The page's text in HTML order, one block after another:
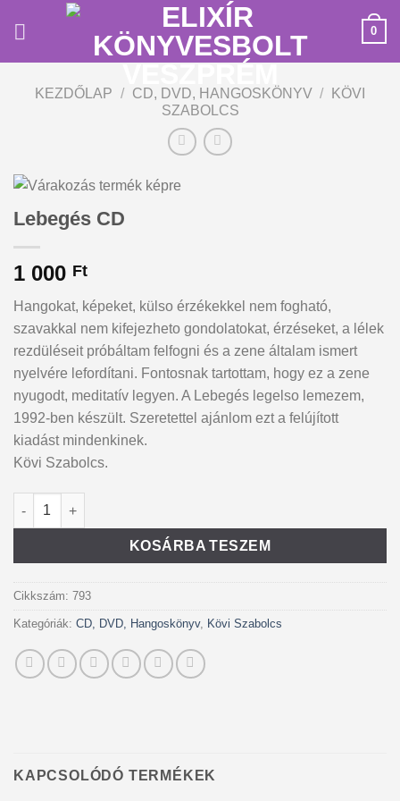
0
KEZDŐLAP / CD, DVD, HANGOSKÖNYV /
KÖVI
SZABOLCS
Lebegés CD
1 000 Ft
Hangokat, képeket, külso érzékekkel nem fogható,
szavakkal nem kifejezheto gondolatokat, érzéseket, a lélek
rezdüléseit próbáltam felfogni és a zene általam ismert
nyelvére lefordítani. Fontosnak tartottam, hogy ez a zene
nyugodt, meditatív legyen. A Lebegés legelso lemezem,
1992-ben készült. Szeretettel ajánlom ezt a felújított
kiadást mindenkinek.
Kövi Szabolcs.
Lebegés CD mennyiség
KOSÁRBA TESZEM
Alternative:
Cikkszám: 793
Kategóriák: CD, DVD, Hangoskönyv, Kövi Szabolcs
KAPCSOLÓDÓ TERMÉKEK